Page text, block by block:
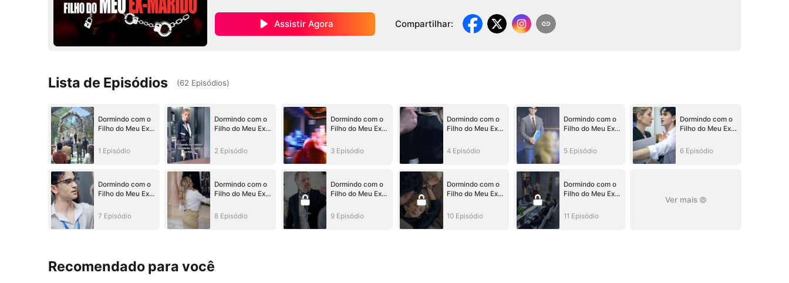
Assistir Agora Compartilhar:
Lista de Episódios (62 Episódios)
Dormindo com o
Filho do Meu Ex-
1 Episódio
Dormindo com o
Filho do Meu Ex-
2 Episódio
Dormindo com o
Filho do Meu Ex-
3 Episódio
Dormindo com o
Filho do Meu Ex-
4 Episódio
Dormindo com o
Filho do Meu Ex-
5 Episódio
Dormindo com o
Filho do Meu Ex-
6 Episódio
Dormindo com o
Filho do Meu Ex-
7 Episódio
Dormindo com o
Filho do Meu Ex-
8 Episódio
Dormindo com o
Filho do Meu Ex-
9 Episódio
Dormindo com o
Filho do Meu Ex-
10 Episódio
Dormindo com o
Filho do Meu Ex-
11 Episódio
Ver mais
Recomendado para você